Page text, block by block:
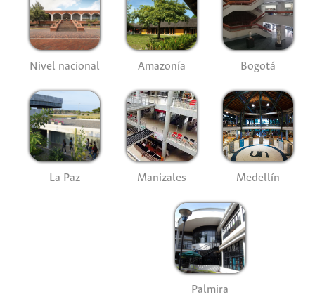
Nivel nacional Amazonía Bogotá
La Paz Manizales Medellín
Palmira